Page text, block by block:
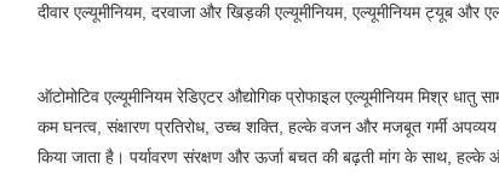
दीवार एल्यूमीनियम, दरवाजा और खिड़की एल्यूमीनियम, एल्यूमीनियम ट्यूब और
ऑटोमोटिव एल्यूमीनियम रेडिएटर औद्योगिक प्रोफाइल एल्यूमीनियम मिश्र धातु
कम घनत्व, संक्षारण प्रतिरोध, उच्च शक्ति, हल्के वजन और मजबूत गर्मी
किया जाता है। पर्यावरण संरक्षण और ऊर्जा बचत की बढ़ती मांग के साथ, हल्के